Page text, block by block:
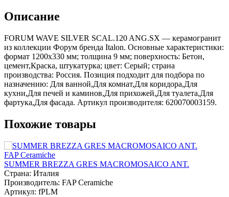
Описание
FORUM WAVE SILVER SCAL.120 ANG.SX — керамогранит
из коллекции Форум бренда Italon. Основные характеристики:
формат 1200x330 мм; толщина 9 мм; поверхность: Бетон,
цемент,Краска, штукатурка; цвет: Серый; страна
производства: Россия. Позиция подходит для подбора по
назначению: Для ванной,Для комнат,Для коридора,Для
кухни,Для печей и каминов,Для прихожей,Для туалета,Для
фартука,Для фасада. Артикул производителя: 620070003159.
Похожие товары
FAP Ceramiche
SUMMER BREZZA GRES MACROMOSAICO ANT.
Страна: Италия
Производитель: FAP Ceramiche
Артикул: fPLM